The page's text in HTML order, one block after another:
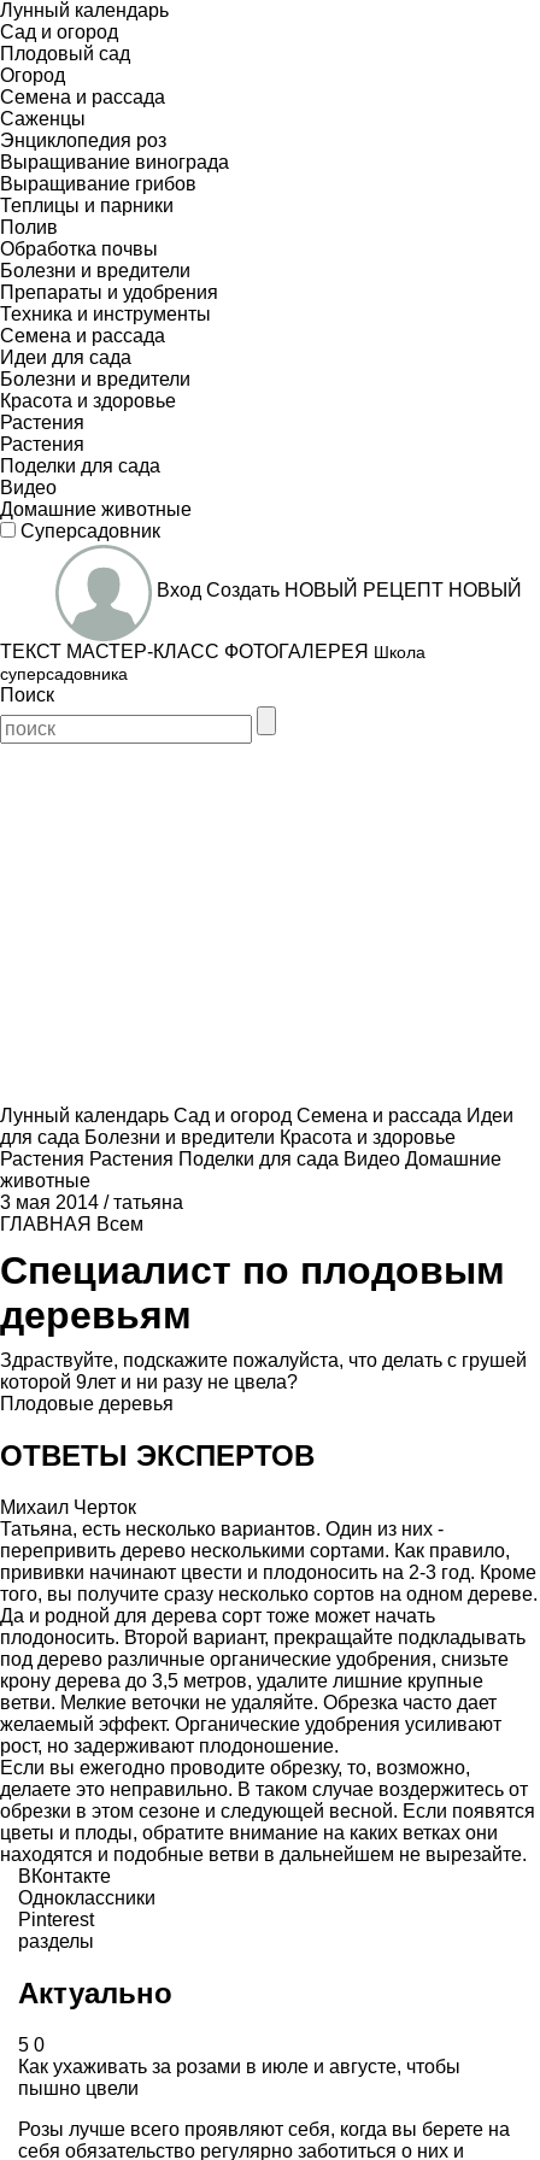
Лунный календарь
Сад и огород
Плодовый сад
Огород
Семена и рассада
Саженцы
Энциклопедия роз
Выращивание винограда
Выращивание грибов
Теплицы и парники
Полив
Обработка почвы
Болезни и вредители
Препараты и удобрения
Техника и инструменты
Семена и рассада
Идеи для сада
Болезни и вредители
Красота и здоровье
Растения
Растения
Поделки для сада
Видео
Домашние животные
Суперсадовник
Вход Создать НОВЫЙ РЕЦЕПТ НОВЫЙ
ТЕКСТ МАСТЕР-КЛАСС ФОТОГАЛЕРЕЯ Школа
суперсадовника
Поиск
Лунный календарь Сад и огород Семена и рассада Идеи
для сада Болезни и вредители Красота и здоровье
Растения Растения Поделки для сада Видео Домашние
животные
3 мая 2014 /татьяна
ГЛАВНАЯ Всем
Специалист по плодовым
деревьям
Здраствуйте, подскажите пожалуйста, что делать с грушей
которой 9лет и ни разу не цвела?
Плодовые деревья
ОТВЕТЫ ЭКСПЕРТОВ
Михаил Черток
Татьяна, есть несколько вариантов. Один из них -
перепривить дерево несколькими сортами. Как правило,
прививки начинают цвести и плодоносить на 2-3 год. Кроме
того, вы получите сразу несколько сортов на одном дереве.
Да и родной для дерева сорт тоже может начать
плодоносить. Второй вариант, прекращайте подкладывать
под дерево различные органические удобрения, снизьте
крону дерева до 3,5 метров, удалите лишние крупные
ветви. Мелкие веточки не удаляйте. Обрезка часто дает
желаемый эффект. Органические удобрения усиливают
рост, но задерживают плодоношение.
Если вы ежегодно проводите обрезку, то, возможно,
делаете это неправильно. В таком случае воздержитесь от
обрезки в этом сезоне и следующей весной. Если появятся
цветы и плоды, обратите внимание на каких ветках они
находятся и подобные ветви в дальнейшем не вырезайте.
ВКонтакте
Одноклассники
Pinterest
разделы
Актуально
5 0
Как ухаживать за розами в июле и августе, чтобы
пышно цвели
Розы лучше всего проявляют себя, когда вы берете на
себя обязательство регулярно заботиться о них и